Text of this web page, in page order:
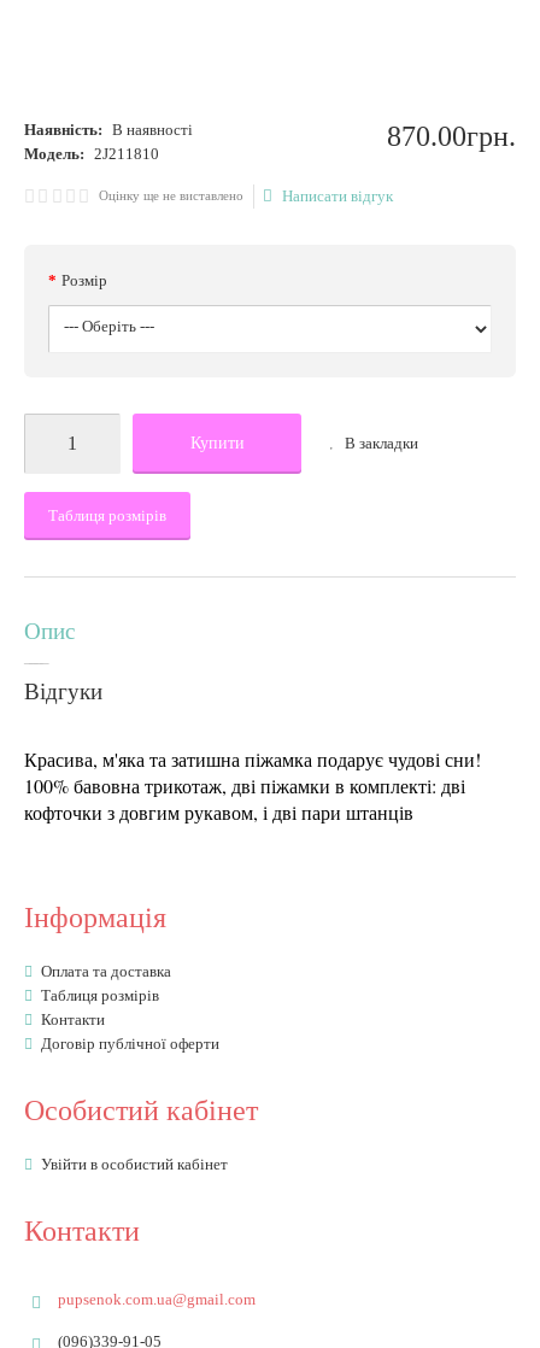
Наявність: В наявності
Модель: 2J211810
870.00грн.
Оцінку ще не виставлено Написати відгук
Розмір
Купити В закладки
Таблиця розмірів
Опис
Відгуки
Красива, м'яка та затишна піжамка подарує чудові сни!
100% бавовна трикотаж, дві піжамки в комплекті: дві
кофточки з довгим рукавом, і дві пари штанців
Інформація
Оплата та доставка
Таблиця розмірів
Контакти
Договір публічної оферти
Особистий кабінет
Увійти в особистий кабінет
Контакти
pupsenok.com.ua@gmail.com
(096)339-91-05